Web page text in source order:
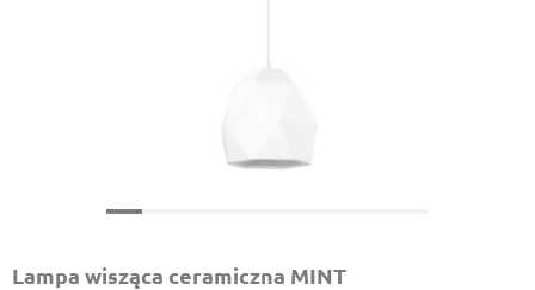
Lampa wisząca ceramiczna MINT